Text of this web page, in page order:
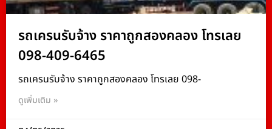
รถเครนรับจ้าง ราคาถูกสองคลอง โทรเลย
098-409-6465
รถเครนรับจ้าง ราคาถูกสองคลอง โทรเลย 098-
ดูเพิ่มเติม »